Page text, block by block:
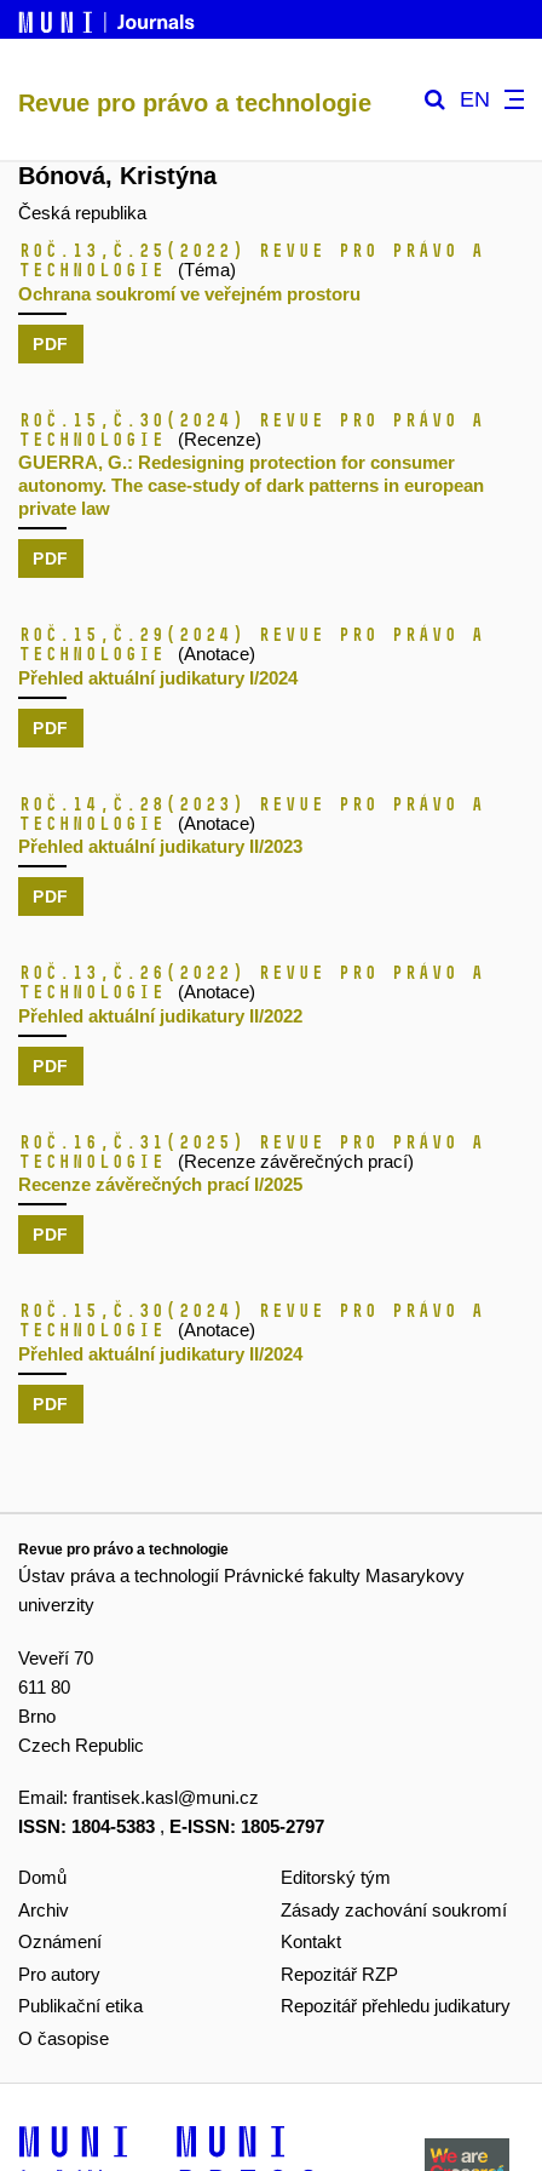
Revue pro právo a technologie EN
Bónová, Kristýna
Česká republika
Roč.13, č.25 (2022)
Revue pro právo a
technologie (Téma)
Ochrana soukromí ve veřejném prostoru
PDF
Roč.15, č.30 (2024)
Revue pro právo a
technologie (Recenze)
GUERRA, G.: Redesigning protection for consumer
autonomy. The case-study of dark patterns in european
private law
PDF
Roč.15, č.29 (2024)
Revue pro právo a
technologie (Anotace)
Přehled aktuální judikatury I/2024
PDF
Roč.14, č.28 (2023)
Revue pro právo a
technologie (Anotace)
Přehled aktuální judikatury II/2023
PDF
Roč.13, č.26 (2022)
Revue pro právo a
technologie (Anotace)
Přehled aktuální judikatury II/2022
PDF
Roč.16, č.31 (2025)
Revue pro právo a
technologie (Recenze závěrečných prací)
Recenze závěrečných prací I/2025
PDF
Roč.15, č.30 (2024)
Revue pro právo a
technologie (Anotace)
Přehled aktuální judikatury II/2024
PDF
Revue pro právo a technologie
Ústav práva a technologií Právnické fakulty Masarykovy
univerzity
Veveří 70
611 80
Brno
Czech Republic
Email: frantisek.kasl@muni.cz
ISSN: 1804-5383 , E-ISSN: 1805-2797
Domů
Archiv
Oznámení
Pro autory
Publikační etika
O časopise
Editorský tým
Zásady zachování soukromí
Kontakt
Repozitář RZP
Repozitář přehledu judikatury